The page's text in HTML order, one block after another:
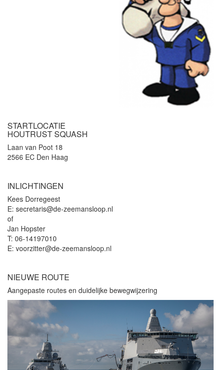
STARTLOCATIE
HOUTRUST SQUASH
Laan van Poot 18
2566 EC Den Haag
INLICHTINGEN
Kees Dorregeest
E: secretaris@de-zeemansloop.nl
of
Jan Hopster
T: 06-14197010
E: voorzitter@de-zeemansloop.nl
NIEUWE ROUTE
Aangepaste routes en duidelijke bewegwijzering